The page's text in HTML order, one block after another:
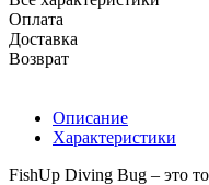
Оплата
Доставка
Возврат
Описание
Характеристики
FishUp Diving Bug – это